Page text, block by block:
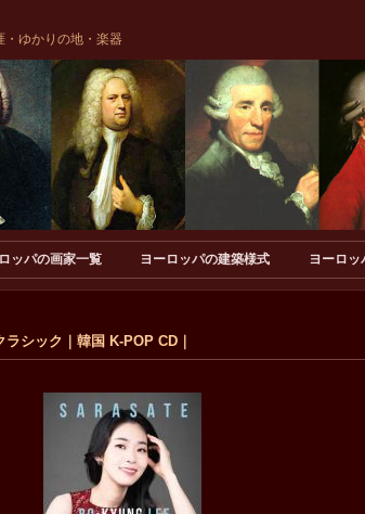
ゆかりの地・楽器
ッパの画家一覧 ヨーロッパの建築様式 ヨーロッ
シック｜韓国 K-POP CD｜